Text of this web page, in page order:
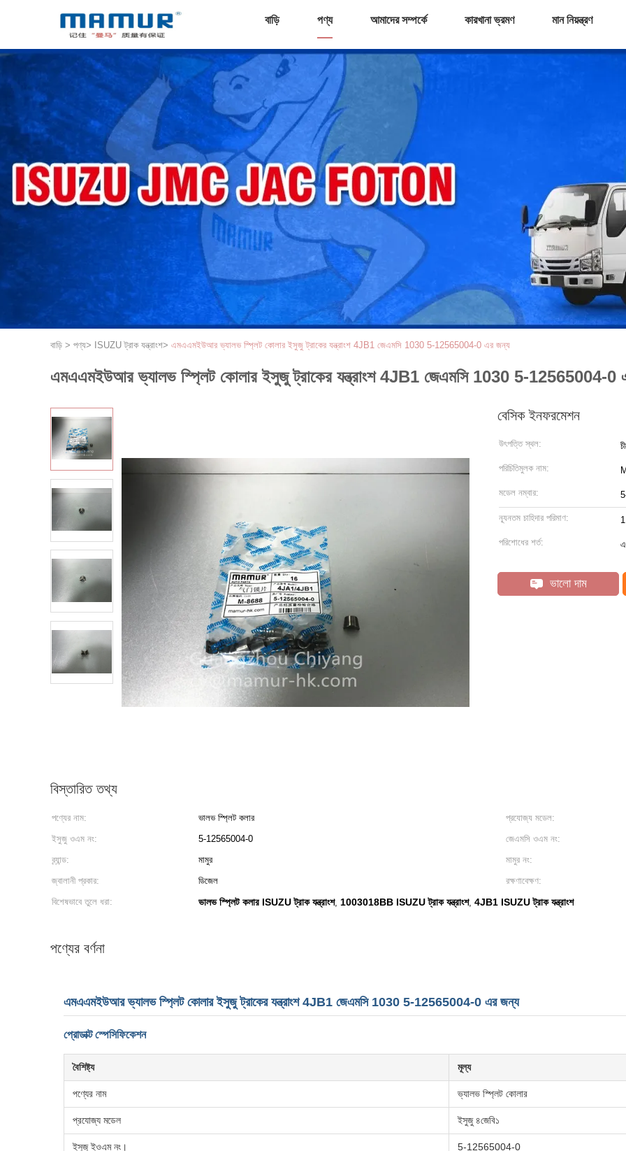
বাড়ি পণ্য আমাদের সম্পর্কে কারখানা ভ্রমণ মান নিয়ন্ত্রণ
বাড়ি > পণ্য> ISUZU ট্রাক যন্ত্রাংশ> এমএএমইউআর ভ্যালভ স্প্লিট কোলার ইসুজু ট্রাকের যন্ত্রাংশ 4JB1 জেএমসি 1030 5-12565004-0 এর জন্য
এমএএমইউআর ভ্যালভ স্প্লিট কোলার ইসুজু ট্রাকের যন্ত্রাংশ 4JB1 জেএমসি 1030 5-12565004-0
বেসিক ইনফরমেশন
উৎপত্তি স্থল:
পরিচিতিমুলক নাম:
মডেল নম্বার:
ন্যূনতম চাহিদার পরিমাণ:
পরিশোধের শর্ত:
ভালো দাম
বিস্তারিত তথ্য
পণ্যের নাম: ভালভ স্প্লিট কলার প্রযোজ্য মডেল:
ইসুজু ওএম নং:
5-12565004-0 জেএমসি ওএম নং:
ব্র্যান্ড:
মামুর মামুর নং:
জ্বালানী প্রকার:
ডিজেল রক্ষণাবেক্ষণ:
বিশেষভাবে তুলে ধরা:
ভালভ স্প্লিট কলার ISUZU ট্রাক যন্ত্রাংশ, 1003018BB ISUZU ট্রাক যন্ত্রাংশ, 4JB1 ISUZU ট্রাক যন্ত্রাংশ
পণ্যের বর্ণনা
এমএএমইউআর ভ্যালভ স্প্লিট কোলার ইসুজু ট্রাকের যন্ত্রাংশ 4JB1 জেএমসি 1030 5-12565004-0 এর জন্য
প্রোডাক্ট স্পেসিফিকেশন
বৈশিষ্ট্য মূল্য
পণ্যের নাম ভ্যালভ স্প্লিট কোলার
প্রযোজ্য মডেল ইসুজু ৪জেবি১
ইসুজু ইওএম নং। 5-12565004-0